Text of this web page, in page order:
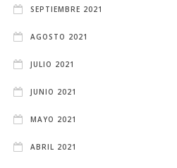
SEPTIEMBRE 2021
AGOSTO 2021
JULIO 2021
JUNIO 2021
MAYO 2021
ABRIL 2021